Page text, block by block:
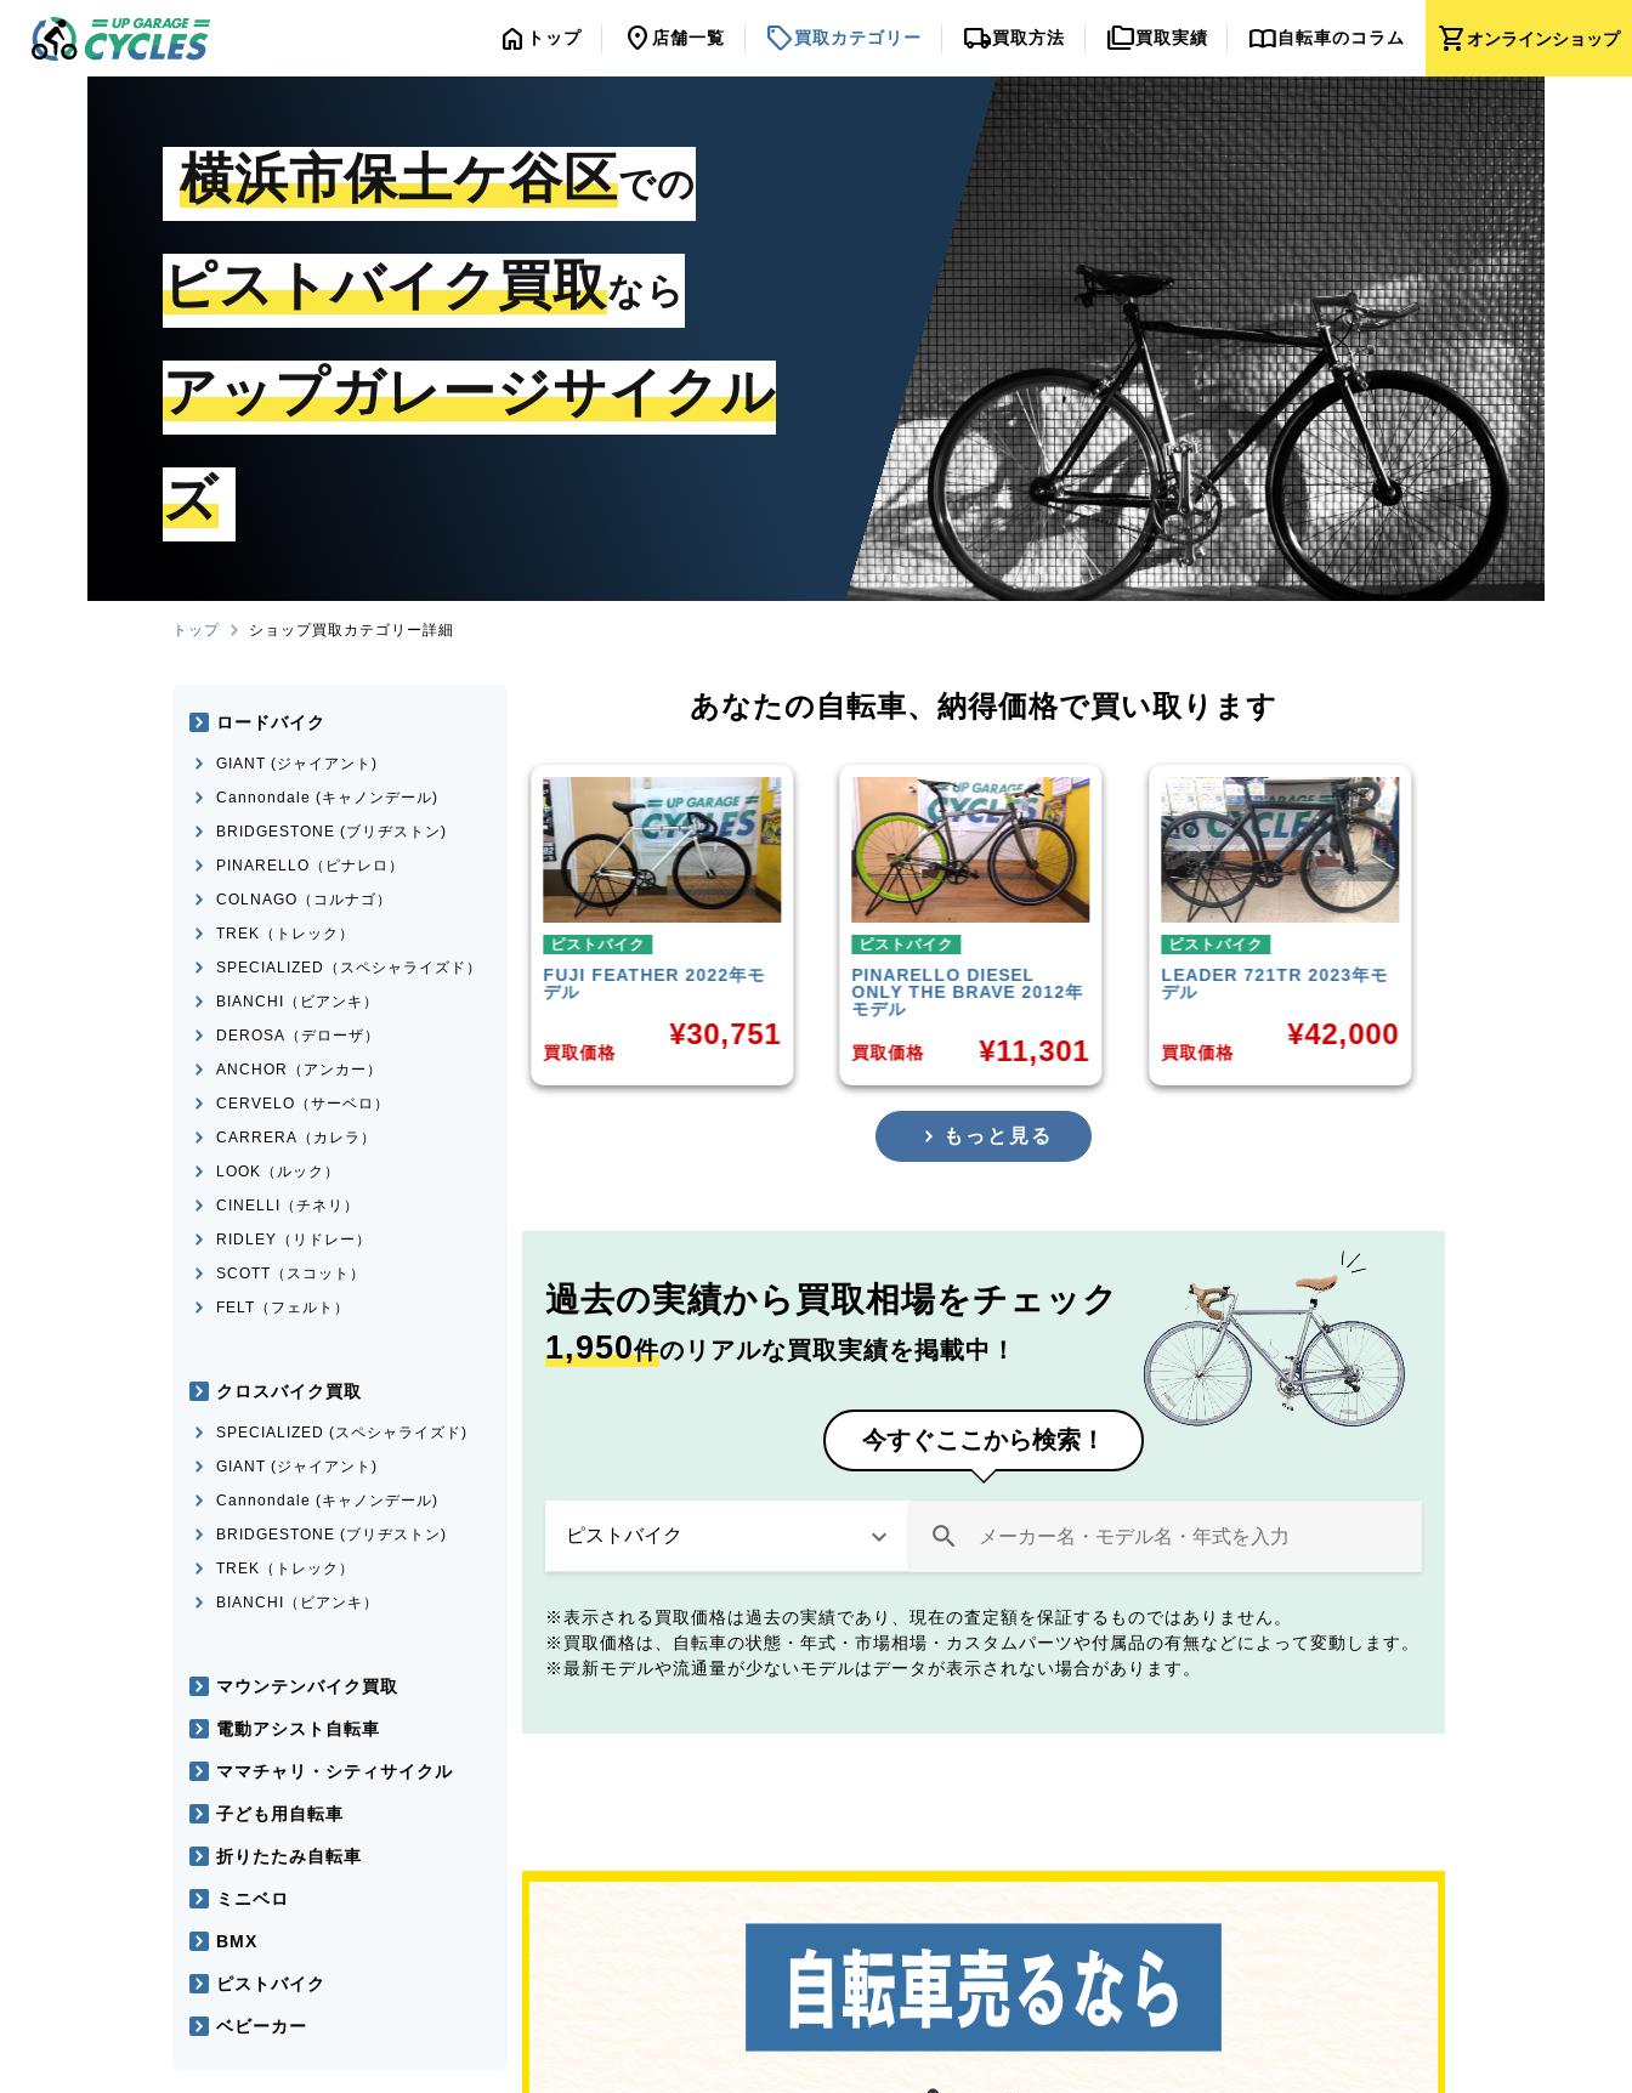
shopping_cartオンラインショップ
home トップ location_on 店舗一覧 sell買取カテゴリー local_shipping買取方法 folder_copy買取実績 import_contacts自転車のコラム
横浜市保土ケ谷区での
ピストバイク買取なら
アップガレージサイクル
ズ
トップ ショップ買取カテゴリー詳細
あなたの自転車、 納得価格で買い取ります
ピストバイク
FUJIFEATHER 2022年モ
デル
¥
ピストバイク
PINARELLODIESEL
ONLY THE BRAVE 2012年
買取価格 ¥11,301
ピストバイク
LEADER721TR 2023年モ
デル
買取価格
¥42,000
ピストバイク
FUJITRACK 1.1 2014年モ
デル
買取価格
¥33,000
もっと見る
過去の実績から 買取相場をチェック
1,950件のリアルな買取実績を掲載中！
今すぐここから検索！
表示される買取価格は過去の実績であり、現在の査定額を保証するものではありません。
買取価格は、自転車の状態・年式・市場相場・カスタムパーツや付属品の有無などによって変動します。
最新モデルや流通量が少ないモデルはデータが表示されない場合があります。
ロードバイク
GIANT (ジャイアント)
Cannondale (キャノンデール)
BRIDGESTONE (ブリヂストン)
PINARELLO（ピナレロ）
COLNAGO（コルナゴ）
TREK（トレック）
SPECIALIZED（スペシャライズド）
BIANCHI（ビアンキ）
DEROSA（デローザ）
ANCHOR（アンカー）
CERVELO（サーベロ）
CARRERA（カレラ）
LOOK（ルック）
CINELLI（チネリ）
RIDLEY（リドレー）
SCOTT（スコット）
FELT（フェルト）
クロスバイク買取
SPECIALIZED (スペシャライズド)
GIANT (ジャイアント)
Cannondale (キャノンデール)
BRIDGESTONE (ブリヂストン)
TREK（トレック）
BIANCHI（ビアンキ）
マウンテンバイク買取
電動アシスト自転車
ママチャリ・シティサイクル
子ども用自転車
折りたたみ自転車
ミニベロ
BMX
ピストバイク
ベビーカー